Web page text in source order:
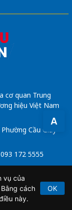
A
cơ quan Trung
hiệu Việt Nam
Cầu Giấy -
172 5555
BTTTT do Bộ
vụ của
cách
này.
OK